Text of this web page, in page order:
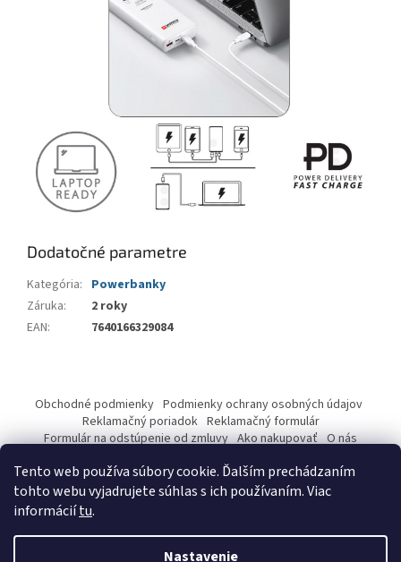
Tento web používa súbory cookie. Ďalším prechádzaním
tohto webu vyjadrujete súhlas s ich používaním. Viac
informáciítu.
Nastavenie
Dodatočné parametre
Kategória: Powerbanky
Záruka:
2 roky
EAN: 7640166329084
ä
Obchodné podmienky Podmienky ochrany osobných údajov
Reklamačný poriadok Reklamačný formulár
Formulár na odstúpenie od zmluvy Ako nakupovať O nás